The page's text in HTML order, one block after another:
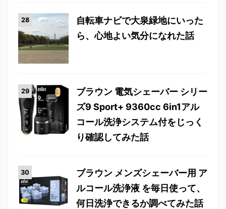
自転車ナビで大泉緑地にいった
ら、心地よい気分になれた話
ブラウン 電気シェーバー シリー
ズ9 Sport+ 9360cc 6in1アル
コール洗浄システム付をじっく
り確認してみた話
ブラウン メンズシェーバー用 ア
ルコール洗浄液 を毎日使って、
何日洗浄できるか調べてみた話